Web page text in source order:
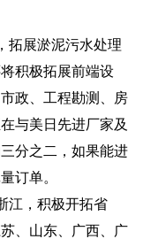
展淤泥污水处理
积极拓展前端设
政、工程勘测、房
与美日先进厂家及
分之二，如果能进
订单。
，积极开拓省
、山东、广西、广